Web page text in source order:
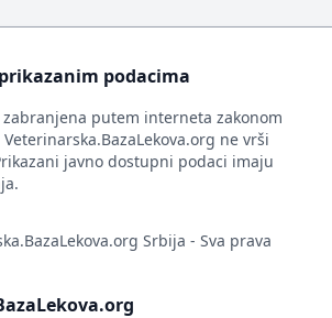
podacima
zabranjena putem interneta zakonom
ne vrši
javno dostupni podaci imaju
Srbija - Sva prava